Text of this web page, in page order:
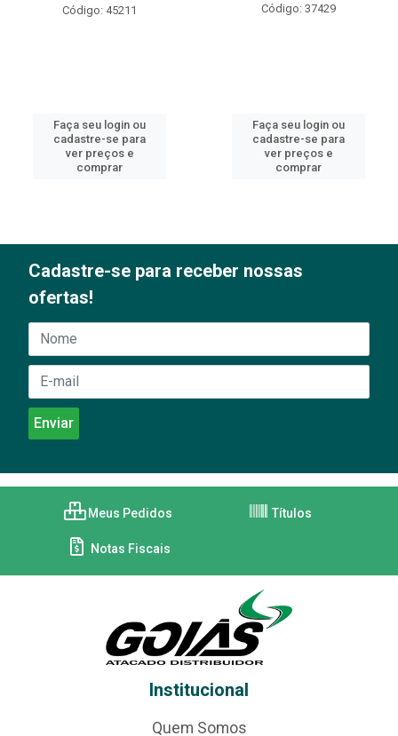
Código: 45211
Faça seu login ou
cadastre-se para
ver preços e
comprar
Código: 37429
Faça seu login ou
cadastre-se para
ver preços e
comprar
Cadastre-se para receber nossas
ofertas!
Meus Pedidos Títulos
Notas Fiscais
Institucional
Quem Somos